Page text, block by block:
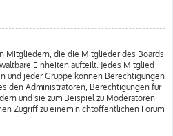
Mitgliedern, die die Mitglieder des Boards
Einheiten aufteilt. Jedes Mitglied
und jeder Gruppe können Berechtigungen
den Administratoren, Berechtigungen für
und sie zum Beispiel zu Moderatoren
Zugriff zu einem nichtöffentlichen Forum